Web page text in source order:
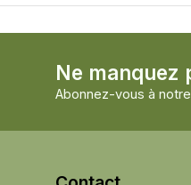
Ne manquez
Abonnez-vous à